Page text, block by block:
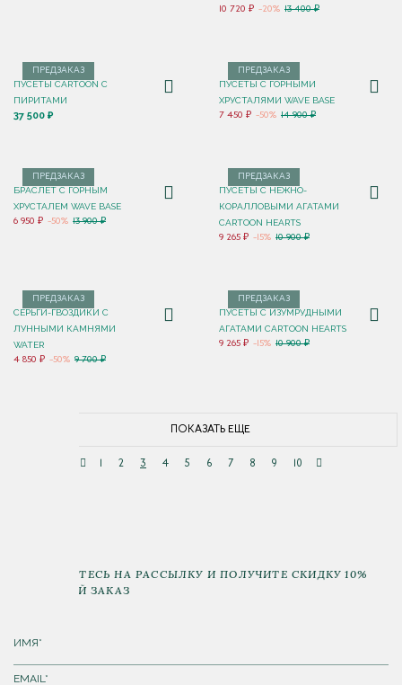
10 720 ₽ -20% 13 400 ₽
ПРЕДЗАКАЗ
ПУСЕТЫ CARTOON C
ПИРИТАМИ
37 500 ₽
ПРЕДЗАКАЗ
ПУСЕТЫ С ГОРНЫМИ
ХРУСТАЛЯМИ WAVE BASE
7 450 ₽ -50% 14 900 ₽
ПРЕДЗАКАЗ
БРАСЛЕТ С ГОРНЫМ
ХРУСТАЛЕМ WAVE BASE
6 950 ₽ -50% 13 900 ₽
ПРЕДЗАКАЗ
ПУСЕТЫ C НЕЖНО-
КОРАЛЛОВЫМИ АГАТАМИ
CARTOON HEARTS
9 265 ₽ -15% 10 900 ₽
ПРЕДЗАКАЗ
СЕРЬГИ-ГВОЗДИКИ С
ЛУННЫМИ КАМНЯМИ
WATER
4 850 ₽ -50% 9 700 ₽
ПРЕДЗАКАЗ
ПУСЕТЫ C ИЗУМРУДНЫМИ
АГАТАМИ CARTOON HEARTS
9 265 ₽ -15% 10 900 ₽
ПОКАЗАТЬ ЕЩЕ
2 3 4 5 6 7 8 9 10
ПОДПИШИТЕСЬ НА РАССЫЛКУ И ПОЛУЧИТЕ СКИДКУ 10%
НА ПЕРВЫЙ ЗАКАЗ